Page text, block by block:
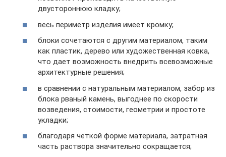
двустороннюю кладку;
весь периметр изделия имеет кромку;
блоки сочетаются с другим материалом, таким
как пластик, дерево или художественная ковка,
что дает возможность внедрить всевозможные
архитектурные решения;
в сравнении с натуральным материалом, забор из
блока рваный камень, выгоднее по скорости
возведения, стоимости, геометрии и простоте
укладки;
благодаря четкой форме материала, затратная
часть раствора значительно сокращается;